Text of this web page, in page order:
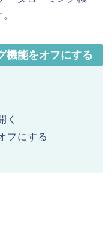
く
フにする